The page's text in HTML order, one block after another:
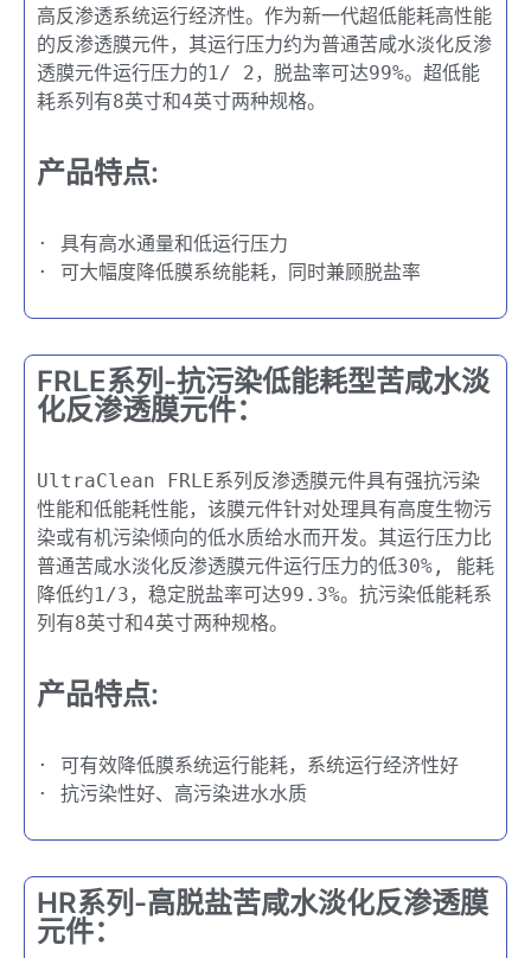
高反渗透系统运行经济性。作为新一代超低能耗高性能
的反渗透膜元件，其运行压力约为普通苦咸水淡化反渗
透膜元件运行压力的1/ 2，脱盐率可达99%。超低能
耗系列有8英寸和4英寸两种规格。
产品特点:
· 具有高水通量和低运行压力
· 可大幅度降低膜系统能耗，同时兼顾脱盐率
FRLE系列-抗污染低能耗型苦咸水淡
化反渗透膜元件：
UltraClean FRLE系列反渗透膜元件具有强抗污染
性能和低能耗性能，该膜元件针对处理具有高度生物污
染或有机污染倾向的低水质给水而开发。其运行压力比
普通苦咸水淡化反渗透膜元件运行压力的低30%, 能耗
降低约1/3，稳定脱盐率可达99.3%。抗污染低能耗系
列有8英寸和4英寸两种规格。
产品特点:
· 可有效降低膜系统运行能耗，系统运行经济性好
· 抗污染性好、高污染进水水质
HR系列-高脱盐苦咸水淡化反渗透膜
元件：